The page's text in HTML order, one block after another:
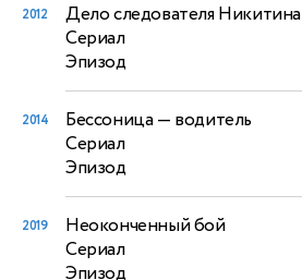
2012 Дело следователя Никитина
Сериал
Эпизод
2014 Бессоница— водитель
Сериал
Эпизод
2019
Неоконченный бой
Сериал
Эпизод